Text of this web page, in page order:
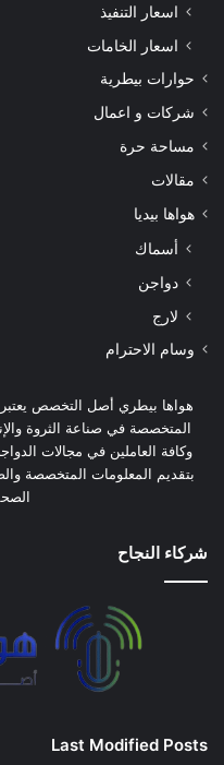
اسعار التنفيذ
اسعار الخامات
حوارات بيطرية
شركات و اعمال
مساحة حرة
مقالات
هواها بيديا
أسماك
دواجن
لارج
وسام الاحترام
هواها بيطري أصل التخصص يعتبر
المتخصصة في صناعة الثروة
وكافة العاملين في مجالات
بتقديم المعلومات المتخصصة
شركاء النجاح
Last Modified Posts